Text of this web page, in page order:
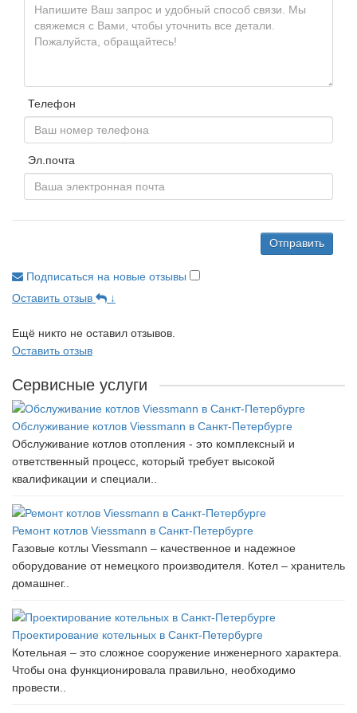
Телефон
Эл.почта
Отправить
Подписаться на новые отзывы
Оставить отзыв
↓
Ещё никто не оставил отзывов.
Оставить отзыв
Сервисные услуги
Обслуживание котлов Viessmann в Санкт-Петербурге
Обслуживание котлов отопления - это комплексный и
ответственный процесс, который требует высокой
квалификации и специали..
Ремонт котлов Viessmann в Санкт-Петербурге
Газовые котлы Viessmann – качественное и надежное
оборудование от немецкого производителя. Котел – хранитель
домашнег..
Проектирование котельных в Санкт-Петербурге
Котельная – это сложное сооружение инженерного характера.
Чтобы она функционировала правильно, необходимо
провести..